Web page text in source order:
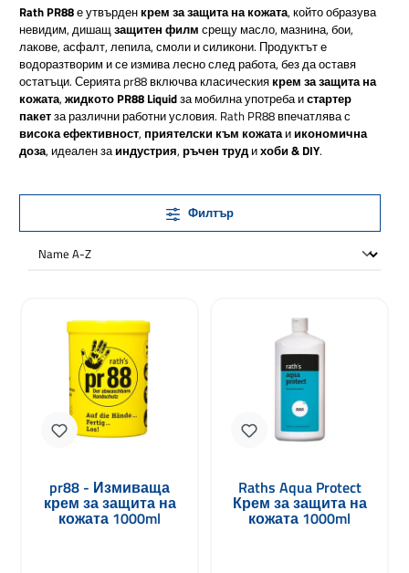
Rath PR88е утвърденкрем за защита на кожата, който образува
невидим, дишащзащитен филм срещу масло, мазнина, бои,
лакове, асфалт, лепила, смоли и силикони. Продуктът е
водоразтворим и се измива лесно след работа, без да оставя
остатъци. Серията pr88 включва класическиякрем за защита на
кожата, жидкото PR88 Liquidза мобилна употреба истартер
пакетза различни работни условия. Rath PR88 впечатлява с
висока ефективност, приятелски към кожатаиикономична
доза, идеален заиндустрия, ръчен трудихоби & DIY.
Филтър
pr88 - Измиваща
крем за защита на
кожата 1000ml
Raths Aqua Protect
Крем за защита на
кожата 1000ml